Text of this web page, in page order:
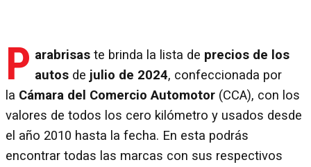
P arabrisas te brinda la lista de precios de los
autos de julio de 2024, confeccionada por
la Cámara del Comercio Automotor (CCA), con los
valores de todos los cero kilómetro y usados desde
el año 2010 hasta la fecha. En esta podrás
encontrar todas las marcas con sus respectivos